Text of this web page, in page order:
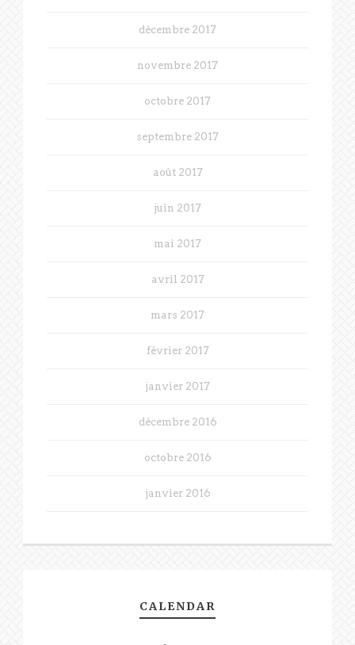
décembre 2017
novembre 2017
octobre 2017
septembre 2017
août 2017
juin 2017
mai 2017
avril 2017
mars 2017
février 2017
janvier 2017
décembre 2016
octobre 2016
janvier 2016
CALENDAR